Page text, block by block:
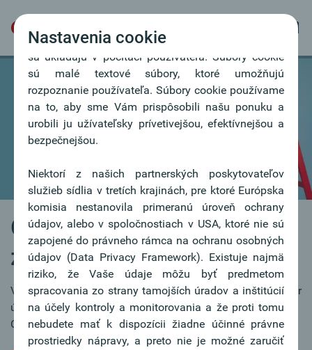
Oberbank ako
zamestnávateľ
Viac než 2.000 zamestnancov predstavuje dôležitý faktor
úspechu.
Chcete sa tiež stať súčasťou nášho tímu?
Nastavenia cookie
Naša webová stránka používa súbory cookie, ktoré
sa ukladajú v počítači používateľa. Súbory cookie
sú malé textové súbory, ktoré umožňujú
rozpoznanie používateľa. Súbory cookie používame
na to, aby sme Vám prispôsobili našu ponuku a
urobili ju užívateľsky prívetivejšou, efektívnejšou a
bezpečnejšou.
Niektorí z našich partnerských poskytovateľov
služieb sídlia v tretích krajinách, pre ktoré Európska
komisia nestanovila primeranú úroveň ochrany
údajov, alebo v spoločnostiach v USA, ktoré nie sú
zapojené do právneho rámca na ochranu osobných
údajov (Data Privacy Framework). Existuje najmä
riziko, že Vaše údaje môžu byť predmetom
spracovania zo strany tamojších úradov a inštitúcií
na účely kontroly a monitorovania a že proti tomu
nebudete mať k dispozícii žiadne účinné právne
prostriedky nápravy, a preto nie je možné zaručiť